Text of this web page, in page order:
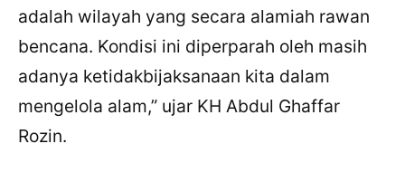
adalah wilayah yang secara alamiah rawan
bencana. Kondisi ini diperparah oleh masih
adanya ketidakbijaksanaan kita dalam
mengelola alam,” ujar KH Abdul Ghaffar
Rozin.